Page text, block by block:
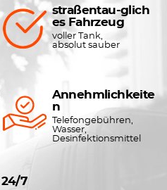
straßentau-glich
es Fahrzeug
voller Tank,
absolut sauber
Annehmlichkeite
n
Telefongebühren,
Wasser,
Desinfektionsmittel
24/7